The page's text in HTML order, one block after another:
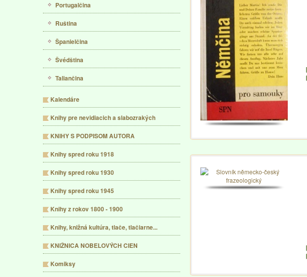
Portugalčina
Ruština
Španielčina
Švédština
Taliančina
Kalendáre
Knihy pre nevidiacich a slabozrakých
KNIHY S PODPISOM AUTORA
Knihy spred roku 1918
Knihy spred roku 1930
Knihy spred roku 1945
Knihy z rokov 1800 - 1900
Knihy, knižná kultúra, tlače, tlačiarne...
KNIŽNICA NOBELOVÝCH CIEN
Komiksy